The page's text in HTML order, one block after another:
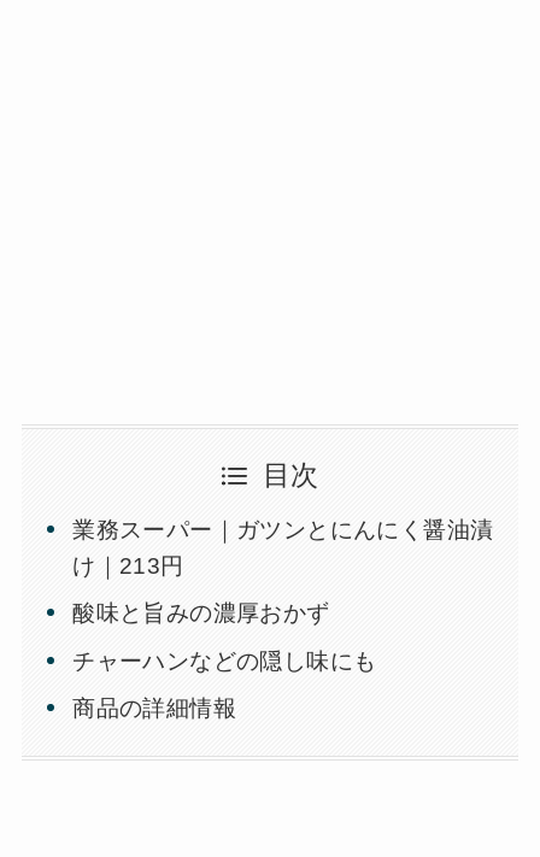
目次
業務スーパー｜ガツンとにんにく醤油漬
け｜213円
酸味と旨みの濃厚おかず
チャーハンなどの隠し味にも
商品の詳細情報